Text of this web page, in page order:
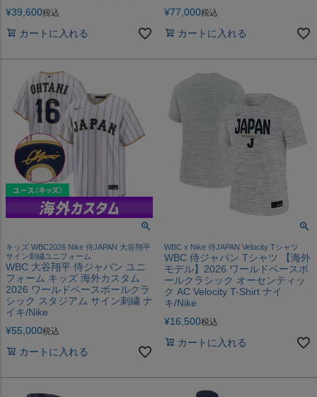
¥39,600税込
カートに入れる
¥77,000税込
カートに入れる
キッズ WBC2026 Nike 侍JAPAN 大谷翔平
サイン刺繍ユニフォーム
WBC 大谷翔平 侍ジャパン ユニ
フォーム キッズ 海外カスタム
2026 ワールドベースボールクラ
シック スタジアム サイン刺繍 ナ
イキ/Nike
¥55,000税込
カートに入れる
WBC x Nike 侍JAPAN Velocity Tシャツ
WBC 侍ジャパン Tシャツ 【海外
モデル】2026 ワールドベースボ
ールクラシック オーセンティッ
ク AC Velocity T-Shirt ナイ
キ/Nike
¥16,500税込
カートに入れる